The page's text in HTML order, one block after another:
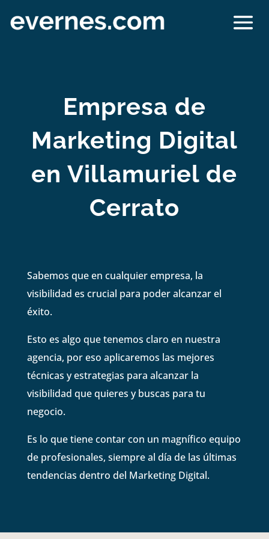
Empresa de
Marketing Digital
en Villamuriel de
Cerrato
Sabemos que en cualquier empresa, la
visibilidad es crucial para poder alcanzar el
éxito.
Esto es algo que tenemos claro en nuestra
agencia, por eso aplicaremos las mejores
técnicas y estrategias para alcanzar la
visibilidad que quieres y buscas para tu
negocio.
Es lo que tiene contar con un magnífico equipo
de profesionales, siempre al día de las últimas
tendencias dentro del Marketing Digital.